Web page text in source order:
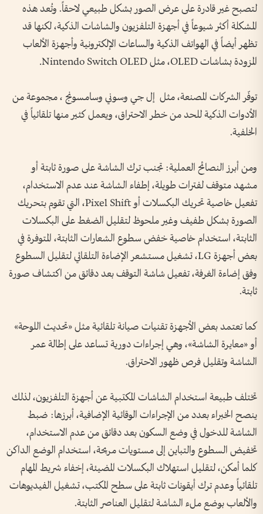
لتصبح غير قادرة على عرض الصور بشكل طبيعي لاحقاً. وتُعد هذه
المشكلة أكثر شيوعاً في أجهزة التلفزيون والشاشات الذكية، لكنها قد
تظهر أيضاً في الهواتف الذكية والساعات الإلكترونية وأجهزة الألعاب
المزودة بشاشات OLED، مثل Nintendo Switch OLED.
توفّر الشركات المصنعة، مثل إل جي وسوني وسامسونج ، مجموعة من
الأدوات الذكية للحد من خطر الاحتراق، ويعمل كثير منها تلقائياً في
الخلفية.
ومن أبرز النصائح العملية: تجنب ترك الشاشة على صورة ثابتة أو
مشهد متوقف لفترات طويلة، إطفاء الشاشة عند عدم الاستخدام،
تفعيل خاصية تحريك البكسلات أو Pixel Shift، التي تقوم بتحريك
الصورة بشكل طفيف وغير ملحوظ لتقليل الضغط على البكسلات
الثابتة، استخدام خاصية خفض سطوع الشعارات الثابتة، المتوفرة في
بعض أجهزة LG، تشغيل مستشعر الإضاءة التلقائي لتقليل السطوع
وفق إضاءة الغرفة، تفعيل شاشة التوقف بعد دقائق من اكتشاف صورة
ثابتة.
كما تعتمد بعض الأجهزة تقنيات صيانة تلقائية مثل «تحديث اللوحة»
أو «معايرة الشاشة»، وهي إجراءات دورية تساعد على إطالة عمر
الشاشة وتقليل فرص ظهور الاحتراق.
تختلف طبيعة استخدام الشاشات المكتبية عن أجهزة التلفزيون، لذلك
ينصح الخبراء بعدد من الإجراءات الوقائية الإضافية، أبرزها: ضبط
الشاشة للدخول في وضع السكون بعد دقائق من عدم الاستخدام،
تخفيض السطوع والتباين إلى مستويات مريحة، استخدام الوضع الداكن
كلما أمكن، لتقليل استهلاك البكسلات المضيئة، إخفاء شريط المهام
تلقائياً وعدم ترك أيقونات ثابتة على سطح المكتب، تشغيل الفيديوهات
والألعاب بوضع ملء الشاشة لتقليل العناصر الثابتة.